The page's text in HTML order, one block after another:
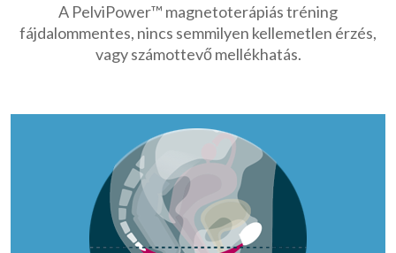
A PelviPower™ magnetoterápiás tréning
fájdalommentes, nincs semmilyen kellemetlen érzés,
vagy számottevő mellékhatás.